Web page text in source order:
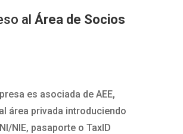
alÁrea de Socios
es asociada de AEE,
área privada introduciendo
NIE, pasaporte o TaxID